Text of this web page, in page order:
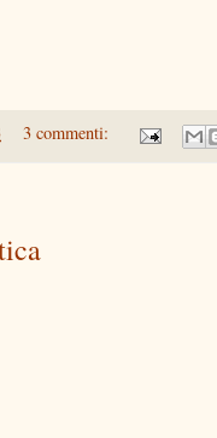
3 commenti: